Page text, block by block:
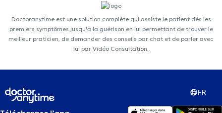
Doctoranytime est une solution complète qui assiste le patient dès les
premiers symptômes jusqu'à la guérison en lui permettant de trouver le
meilleur praticien, de demander des conseils par chat et de parler avec
lui par Vidéo Consultation.
FR